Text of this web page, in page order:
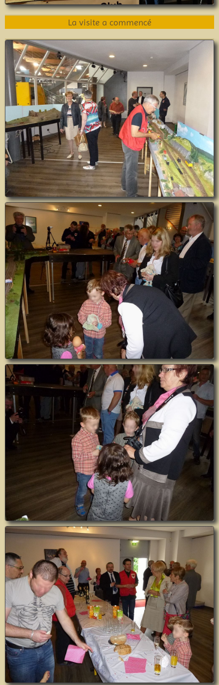
La visite a commencé